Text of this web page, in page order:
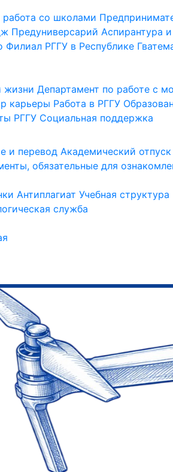
со школами
Предуниверсарий Аспирантура
Филиал РГГУ в Республике
жизни Департамент по работе с
карьеры Работа в РГГУ
РГГУ Социальная поддержка
и перевод Академический отпуск
обязательные для
Антиплагиат Учебная структура
служба